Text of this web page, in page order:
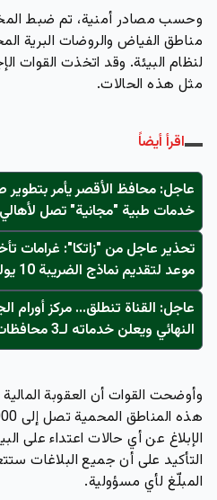
وحسب مصادر أمنية، تم ضبط
مناطق الفياض والروضات البرية
لنظام البيئة. وقد اتخذت القوات
مثل هذه الحالات.
اقرأ أيضاً
عاجل: محافظ الأقصر يأمر
خدمات طبية "مجانية" تصل
تحذير عاجل من "زاتكا": غرامات
موعد لتقديم نماذج الضريبة 10 يوليو!
عاجل: القناة تنطلق... مركز أورام
النهائي ويعلن خدماته لـ3 محافظات - التفاصيل الكاملة
وأوضحت القوات أن العقوبة
الإبلاغ عن أي حالات اعتداء على
التأكيد على أن جميع البلاغات
المبلّغ لأي مسؤولية.